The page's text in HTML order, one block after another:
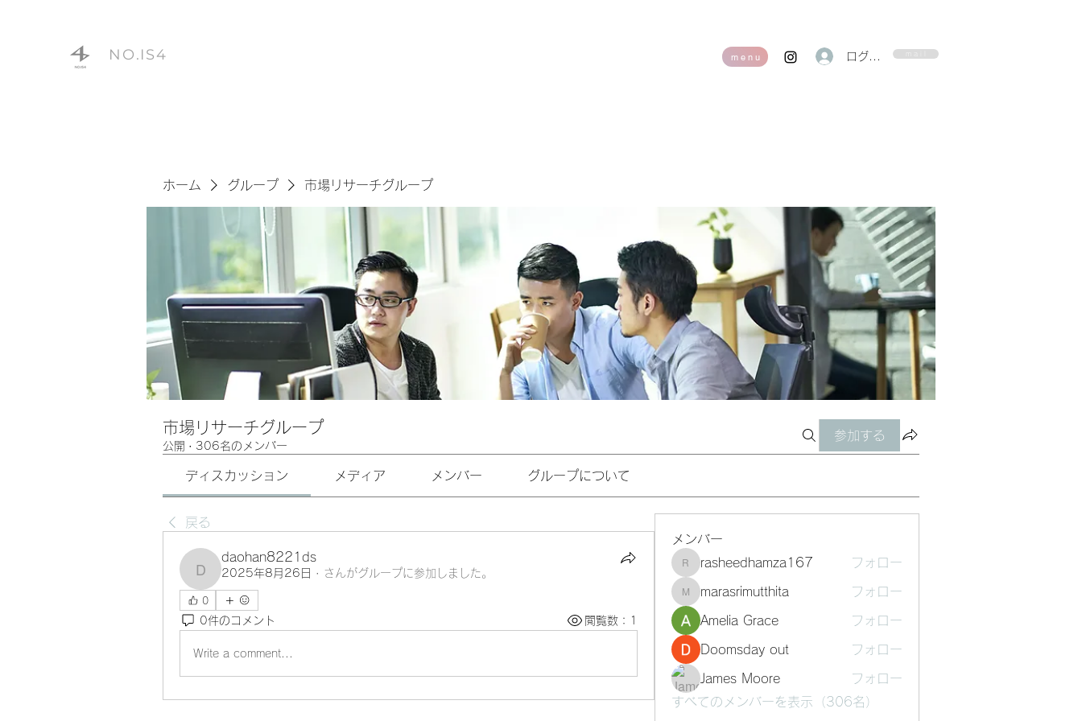
NO.IS4 m e n u ログイン
ホーム グループ 市場リサーチグループ
市場リサーチグループ
公開 · 306名のメンバー
参加する
ディスカッション メディア メンバー グループについて
戻る
daohan8221ds
daohan8221ds
2025年8月26日 · さんがグループに参加しました。
0
0件のコメント 閲覧数：1
Write a comment...
メンバー
rasheedhamza167
rasheedhamza167 フォロー
marasrimutthita
marasrimutthita フォロー
Amelia Grace フォロー
Doomsday out フォロー
James Moore
フォロー
すべてのメンバーを表示（306名）